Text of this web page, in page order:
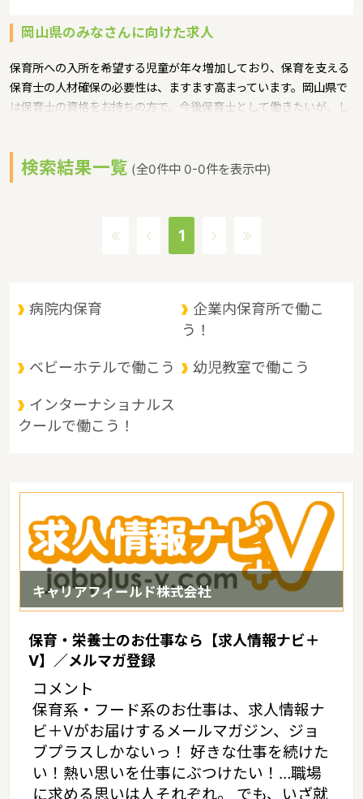
岡山県のみなさんに向けた求人
保育所への入所を希望する児童が年々増加しており、保育を支える
保育士の人材確保の必要性は、ますます高まっています。岡山県で
は保育士の資格をお持ちの方で、今後保育士として働きたいが、し
に関する取り組みを行っています。
岡山県の政令指定都市は岡山市、人口は1910139人（2017/5/1現
町村は27。岡山県の家賃相場：5.6万円（2017年10月賃貸住宅 D-
接。南は瀬戸内海を臨んで四国に、北は山陰地方と接しており、 中
四国地方の交通の要衝として古くから重要な位置にあります。県北
部は、中国山地と盆地、中部は吉備高原などの丘陵地、南部は平野
に大きく分けられます。 県北部は山と温泉に、南部は穏やかな海と
検索結果一覧 (全0件中 0-0件を表示中)
1
病院内保育
企業内保育所で働こ
う！
ベビーホテルで働こう 幼児教室で働こう
インターナショナルス
クールで働こう！
キャリアフィールド株式会社
保育・栄養士のお仕事なら【求人情報ナビ＋
V】／メルマガ登録
コメント
保育系・フード系のお仕事は、求人情報ナ
ビ＋Vがお届けするメールマガジン、ジョ
ブプラスしかないっ！ 好きな仕事を続けた
い！熱い思いを仕事にぶつけたい！…職場
に求める思いは人それぞれ。 でも、いざ就